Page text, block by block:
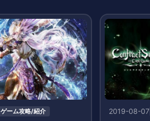
ゲーム攻略/紹介 2019-08-07